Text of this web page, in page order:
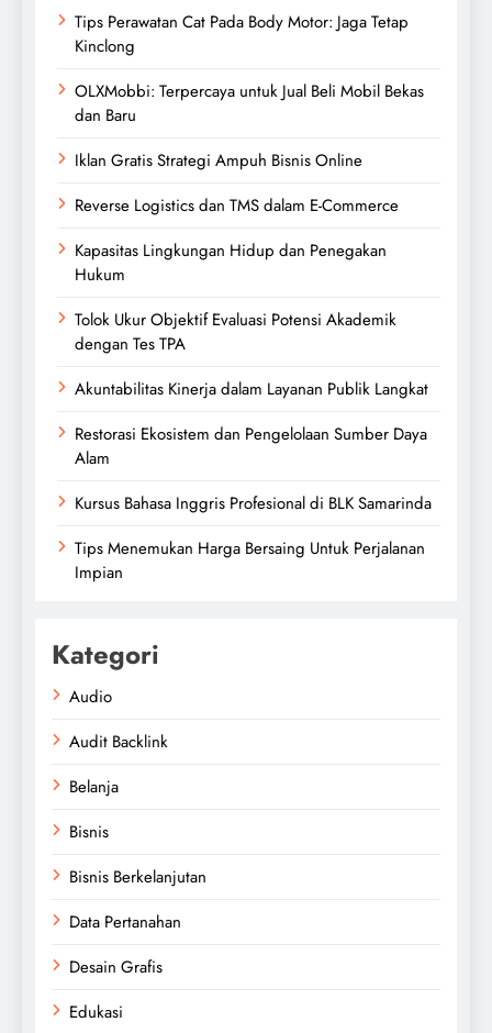
Tips Perawatan Cat Pada Body Motor: Jaga Tetap
Kinclong
OLXMobbi: Terpercaya untuk Jual Beli Mobil Bekas
dan Baru
Iklan Gratis Strategi Ampuh Bisnis Online
Reverse Logistics dan TMS dalam E-Commerce
Kapasitas Lingkungan Hidup dan Penegakan
Hukum
Tolok Ukur Objektif Evaluasi Potensi Akademik
dengan Tes TPA
Akuntabilitas Kinerja dalam Layanan Publik Langkat
Restorasi Ekosistem dan Pengelolaan Sumber Daya
Alam
Kursus Bahasa Inggris Profesional di BLK Samarinda
Tips Menemukan Harga Bersaing Untuk Perjalanan
Impian
Kategori
Audio
Audit Backlink
Belanja
Bisnis
Bisnis Berkelanjutan
Data Pertanahan
Desain Grafis
Edukasi